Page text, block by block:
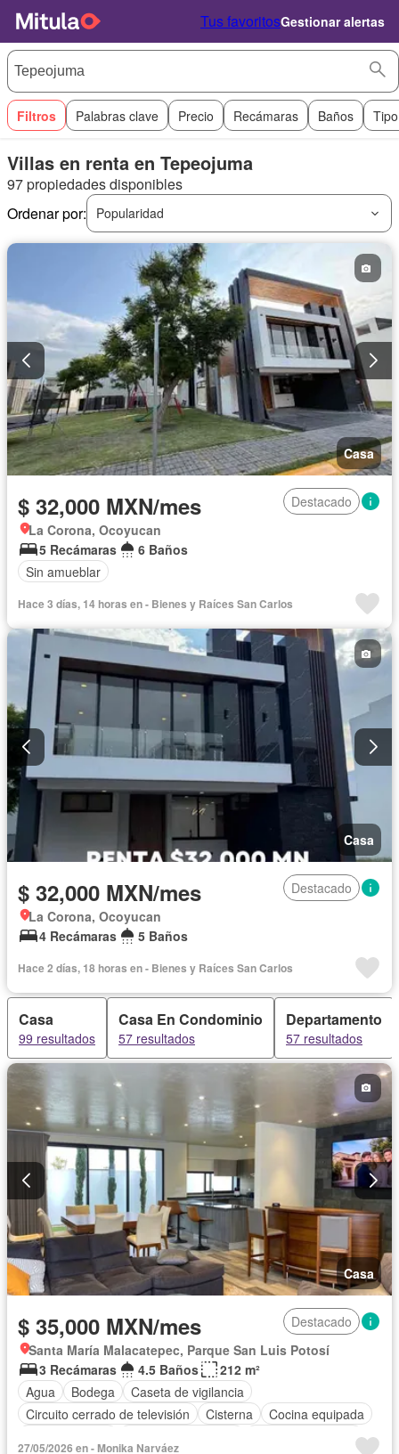
Tus favoritosGestionar alertas
Filtros Palabras clave Precio Recámaras Baños
Villas en renta en Tepeojuma
97 propiedades disponibles
Ordenar por:
Popularidad
Casa
$ 32,000 MXN/mes
Destacado
La Corona, Ocoyucan
5 Recámaras
6 Baños
Sin amueblar
Hace 3 días, 14 horas en - Bienes y Raíces San Carlos
Casa
$ 32,000 MXN/mes
Destacado
La Corona, Ocoyucan
4 Recámaras
5 Baños
Hace 2 días, 18 horas en - Bienes y Raíces San Carlos
Casa
99 resultados
Casa En Condominio
57 resultados
Departamento
57 resultados
Casa
$ 35,000 MXN/mes
Destacado
Santa María Malacatepec, Parque San Luis Potosí
3 Recámaras
4.5 Baños
212 m²
Agua
Bodega
Caseta de vigilancia
Circuito cerrado de televisión
Cisterna
Cocina equipada
27/05/2026 en - Monika Narváez